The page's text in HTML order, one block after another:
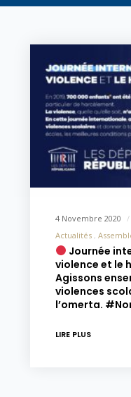
4 Novembre 2020
Actualités
Journée
violence et le
Agissons
violences
l’omerta.
LIRE PLUS